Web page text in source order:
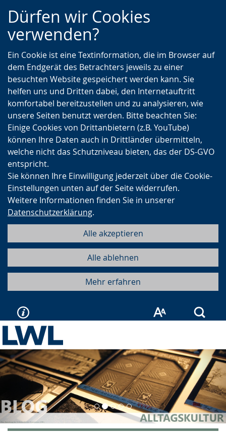
Zur
Hauptnavigation
Zur
Seitennavigation
Zum
Inhalt
Dürfen wir Cookies
verwenden?
Ein Cookie ist eine Textinformation, die im Browser auf
dem Endgerät des Betrachters jeweils zu einer
besuchten Website gespeichert werden kann. Sie
helfen uns und Dritten dabei, den Internetauftritt
komfortabel bereitzustellen und zu analysieren, wie
unsere Seiten benutzt werden. Bitte beachten Sie:
Einige Cookies von Drittanbietern (z.B. YouTube)
können Ihre Daten auch in Drittländer übermitteln,
welche nicht das Schutzniveau bieten, das der DS-GVO
entspricht.
Sie können Ihre Einwilligung jederzeit über die Cookie-
Einstellungen unten auf der Seite widerrufen.
Weitere Informationen finden Sie in unserer
Datenschutzerklärung.
Alle akzeptieren
Alle ablehnen
Mehr erfahren
Vorherige